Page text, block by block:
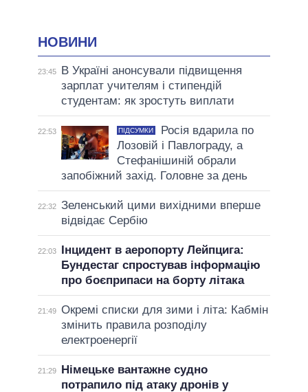
НОВИНИ
23:45
В Україні анонсували підвищення
зарплат учителям і стипендій
студентам: як зростуть виплати
22:53 ПІДСУМКИ
Росія вдарила по
Лозовій і Павлограду, а
Стефанішиній обрали
запобіжний захід. Головне за день
22:32 Зеленський цими вихідними вперше
відвідає Сербію
22:03
Інцидент в аеропорту Лейпцига:
Бундестаг спростував інформацію
про боєприпаси на борту літака
21:49 Окремі списки для зими і літа: Кабмін
змінить правила розподілу
електроенергії
21:29
Німецьке вантажне судно
потрапило під атаку дронів у